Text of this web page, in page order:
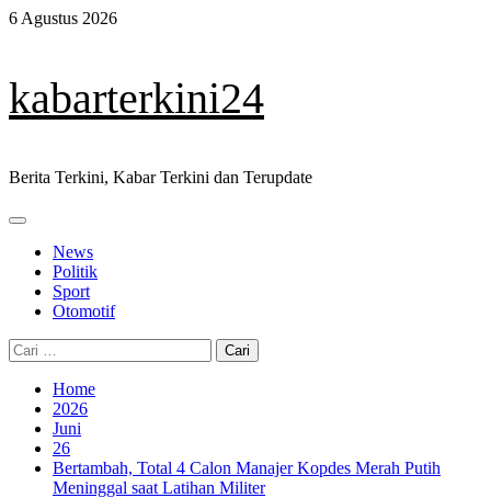
Skip
6 Agustus 2026
kabarterkini24
Berita Terkini, Kabar Terkini dan Terupdate
Primary
News
Politik
Sport
Otomotif
Cari
untuk:
Home
2026
Juni
26
Bertambah, Total 4 Calon Manajer Kopdes Merah Putih
Meninggal saat Latihan Militer